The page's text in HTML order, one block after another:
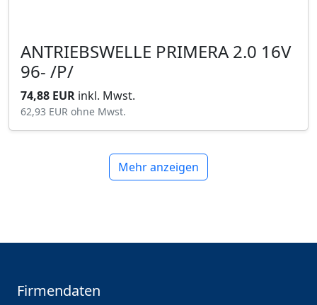
ANTRIEBSWELLE PRIMERA 2.0 16V
96- /P/
74,88 EUR inkl. Mwst.
62,93 EUR ohne Mwst.
Mehr anzeigen
Firmendaten